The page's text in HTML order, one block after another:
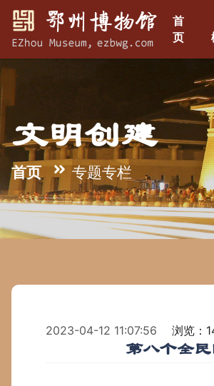
首
页
文明创建
首页 专题专栏
2023-04-12 11:07:56 浏览：
第八个全